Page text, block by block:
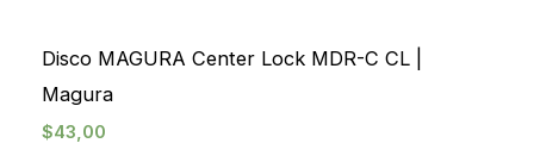
Disco MAGURA Center Lock MDR-C CL |
Magura
$43,00